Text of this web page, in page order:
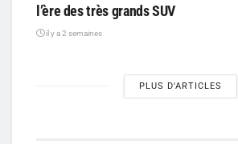
l’ère des très grands SUV
il y a 2 semaines
PLUS D'ARTICLES